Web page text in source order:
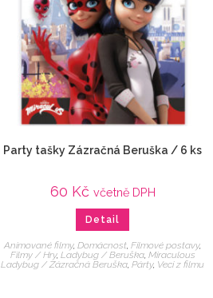
Party tašky Zázračná Beruška / 6 ks
60 Kč včetně DPH
Detail
Animované filmy,Domácnost ,Filmové postavy,
Filmy / Hry, Ladybug / Beruška, Miraculous
Ladybug / Zázračná Beruška ,Párty, Veci z filmu